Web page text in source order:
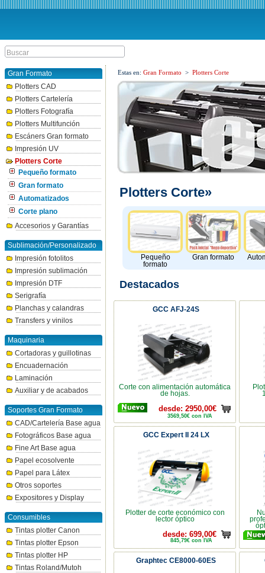
Gran Formato
Plotters CAD
Plotters Cartelería
Plotters Fotografía
Plotters Multifunción
Escáners Gran formato
Impresión UV
Plotters Corte
Pequeño formato
Gran formato
Automatizados
Corte plano
Accesorios y Garantías
Sublimación/Personalizado
Impresión fotolitos
Impresión sublimación
Impresión DTF
Serigrafía
Planchas y calandras
Transfers y vinilos
Maquinaria
Cortadoras y guillotinas
Encuadernación
Laminación
Auxiliar y de acabados
Soportes Gran Formato
CAD/Cartelería Base agua
Fotográficos Base agua
Fine Art Base agua
Papel ecosolvente
Papel para Látex
Otros soportes
Expositores y Display
Consumibles
Tintas plotter Canon
Tintas plotter Epson
Tintas plotter HP
Tintas Roland/Mutoh
Estas en: Gran Formato > Plotters Corte
Plotters Corte»
Pequeño
formato
Gran formato
Destacados
GCC AFJ-24S
Corte con alimentación automática
de hojas.
desde: 2950,00€
3569,50€ con IVA
GCC Expert II 24 LX
Plotter de corte económico con
lector óptico
desde: 699,00€
845,79€ con IVA
Graphtec CE8000-60ES